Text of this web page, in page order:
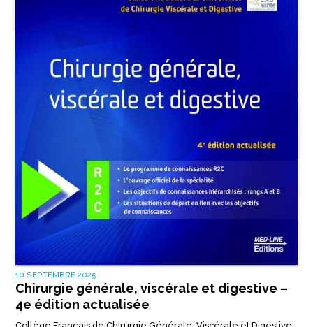
10 SEPTEMBRE 2025
Chirurgie générale, viscérale et digestive –
4e édition actualisée